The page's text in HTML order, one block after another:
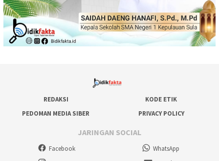
REDAKSI
KODE ETIK
PEDOMAN MEDIA SIBER
PRIVACY POLICY
JARINGAN SOCIAL
Facebook
WhatsApp